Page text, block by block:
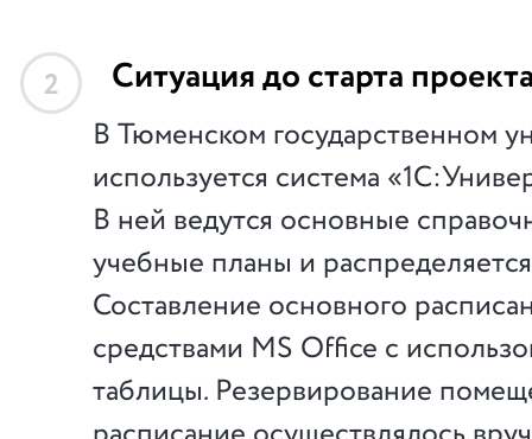
2 Ситуация до старта
В Тюменском государственном
используется система
В ней ведутся основные
учебные планы и распределяется
Составление основного
средствами MS Office с
таблицы. Резервирование